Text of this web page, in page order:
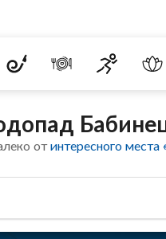
отинтересного